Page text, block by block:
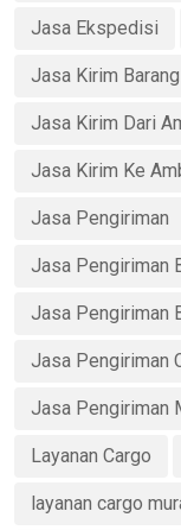
Jasa Ekspedisi
Jasa Kirim Barang
Jasa Kirim Dari
Jasa Kirim Ke
Jasa Pengiriman
Jasa Pengiriman
Jasa Pengiriman
Jasa Pengiriman
Jasa Pengiriman
Layanan Cargo
layanan cargo